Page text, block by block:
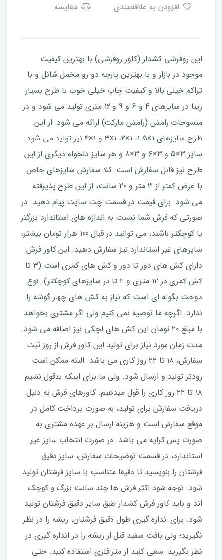
مقایسه
​​​​​​​​این روفرشی کشدار (کاور روفرشی) با بهترین کیفیت
موجود در بازار و با بهترین پارچه دو رو مخمل شانل و با
تراکم خیلی بالا و کیفیت چاپ خیلی خوب با طرح بسیار
زیبا در سایزهای 4 و 6 و 9 و 12 متری تولید می شود و در
منسوجات رامش (رامش مارکت) ارائه می شود. از این
طرح سایزهای ۱×۱.۵، ۱×۲، ۱×۳ و ۱×۴ نیز تولید می شود.
سایز ۳×۵ و ۳×۶ و ۳×۸ و هر سایز دلخواه دیگری از این
طرح نیز قابل سفارش است. کلا سفارش سایزهای خاص
با عرض کمتر از ۳ متر و ۲۰ سانت، از این طرح پذیرفته
می شود. برای قیمت در قسمت چت سایت پیام دهید. در
صورتی که فرش شما نسبت به اندازه های استاندارد بزرگتر
یا کوچکتر باشند، می توانید در قبال 100 هزار تومان بیشتر،
سایزهای غیر استاندارد نیز سفارش دهید. این کاور فرش
دارای کش های دور تا دور و کش های کمری است (۳ تا
کش کمری در ۱۲ متری و ۲ تا در سایزهای کوچکتر). نوع
دوخت بگونه ای است که نیاز به کش های چهار گوشه را
ندارد. اگرچه ما توصیه نمی کنیم ولی اگر مشتری بخواهد
با مبلغ ۲۰ تومان این کش های لچکی نیز اضافه می شود.
مدت زمان مورد نیاز برای تولید این کاور فرش از روز ثبت
سفارش، ۱۸ تا ۲۲ روز کاری می باشد. البته ممکن است
زودتر تولید و ارسال شود. ولی ما برای اینکه بدقول نشیم
۱۸ تا ۲۲ روز کاری را قول میدهیم. کاورهای فرش به دلیل
دریافت سفارش برای تولید، به صورت پرداخت کامل در
موقع سفارش است و هزینه ارسال بر عهده مشتری به
صورت پس کرایه می باشد. در صورت انتخاب سایز غیر
استاندارد، در قسمت توضیحات سفارش، سایز دقیق
فرشتان را بنویسید تا دقیقا متناسب با سایز فرشتان تولید
شود. توجه شود اکثر فرش ها چند سانت بزرگ و کوچک
اند و باید کاور فرش کشدار طبق سایز دقیق فرشتان تولید
شود. برای اندازه گیری طول دقیق فرشتان، ریشه را در نظر
نگیرید؛ ولی بافت سفید قبل از ریشه را در اندازه گیری در
نظر بگیرید. سعی کنید از متر فلزی استفاده کنید. حتی